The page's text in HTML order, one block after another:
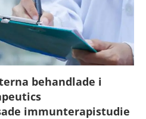
behandlade i
immunterapistudie